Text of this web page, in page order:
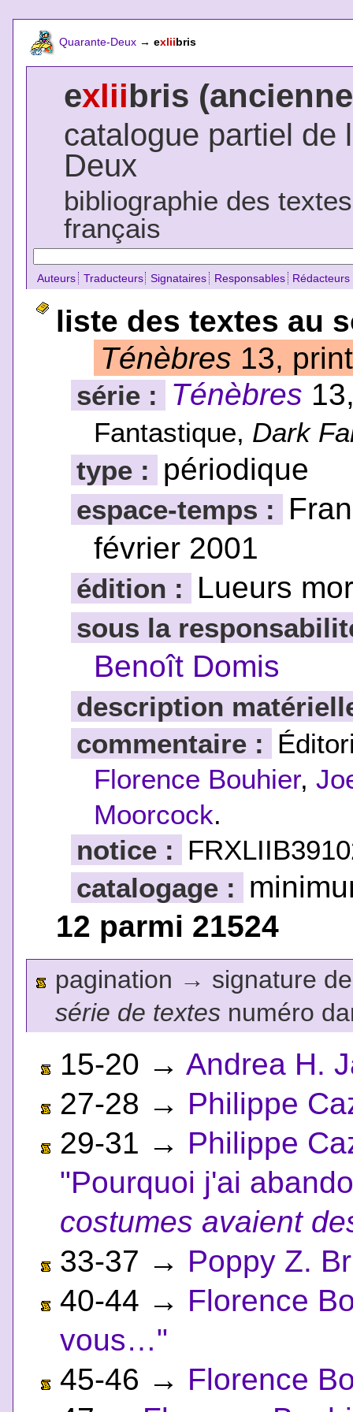
Quarante-Deux → exliibris
exliibris
catalogue partiel de
Deux
bibliographie des
français
Auteurs Traducteurs Signataires Responsables Rédacteurs
liste des textes au
Ténèbres 13,
série : Ténèbres
Fantastique, Dark
type : périodique
espace-temps :
février 2001
édition : Lueurs
sous la
Benoît Domis
description
commentaire :
Florence Bouhier,
Moorcock.
notice :
catalogage :
12 parmi 21524
pagination → signature
série de textesnuméro
15-20 → Andrea H.
27-28 → Philippe
29-31 → Philippe
"Pourquoi j'ai
costumes avaient
33-37 → Poppy Z.
40-44 → Florence
vous…"
45-46 → Florence